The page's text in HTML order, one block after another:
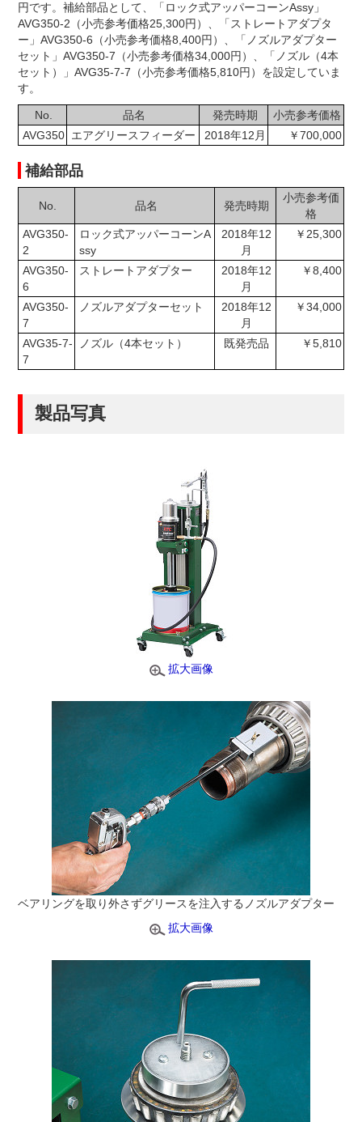
円です。補給部品として、「ロック式アッパーコーンAssy」
AVG350-2（小売参考価格25,300円）、「ストレートアダプタ
ー」AVG350-6（小売参考価格8,400円）、「ノズルアダプター
セット」AVG350-7（小売参考価格34,000円）、「ノズル（4本
セット）」AVG35-7-7（小売参考価格5,810円）を設定していま
す。
No. 品名 発売時期
小売参考価格
AVG350 エアグリースフィーダー 2018年12月 ￥700,000
補給部品
No. 品名 発売時期
小売参考価
格
AVG350-
2
ロック式アッパーコーンA
ssy
2018年12
月
￥25,300
AVG350-
6
ストレートアダプター
2018年12
月
￥8,400
AVG350-
7
ノズルアダプターセット
2018年12
月
￥34,000
AVG35-7-
7
ノズル（4本セット） 既発売品 ￥5,810
製品写真
拡大画像
ベアリングを取り外さずグリースを注入するノズルアダプター
拡大画像